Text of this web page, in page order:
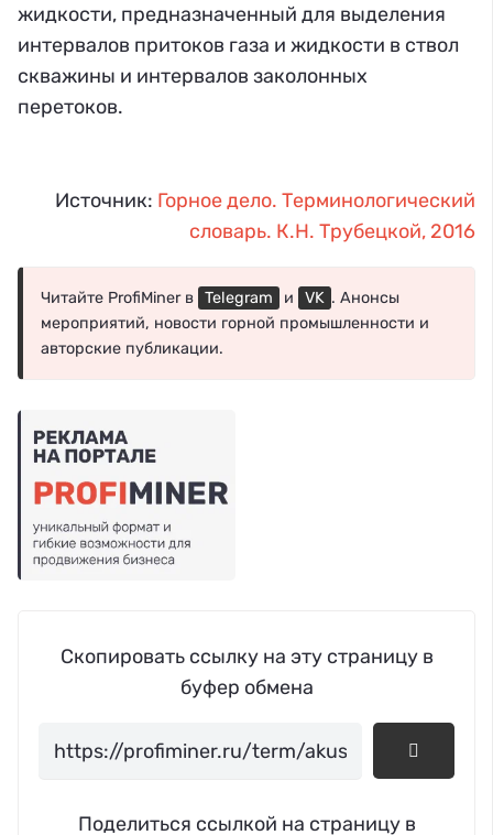
жидкости, предназначенный для выделения
интервалов притоков газа и жидкости в ствол
скважины и интервалов заколонных
перетоков.
Источник: Горное дело. Терминологический
словарь. К.Н. Трубецкой, 2016
Читайте ProfiMiner в Telegram и VK . Анонсы
мероприятий, новости горной промышленности и
авторские публикации.
Скопировать ссылку на эту страницу в
буфер обмена
Поделиться ссылкой на страницу в